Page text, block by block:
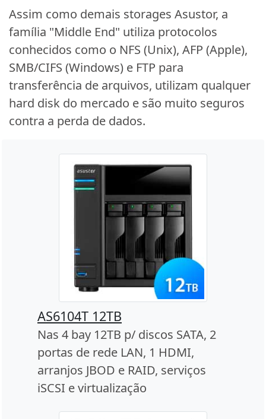
Assim como demais storages Asustor, a
família "Middle End" utiliza protocolos
conhecidos como o NFS (Unix), AFP (Apple),
SMB/CIFS (Windows) e FTP para
transferência de arquivos, utilizam qualquer
hard disk do mercado e são muito seguros
contra a perda de dados.
AS6104T 12TB
Nas 4 bay 12TB p/ discos SATA, 2
portas de rede LAN, 1 HDMI,
arranjos JBOD e RAID, serviços
iSCSI e virtualização